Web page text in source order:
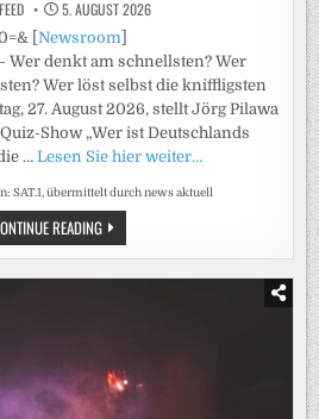
5. AUGUST 2026
[ Newsroom
Wer denkt am schnellsten? Wer
Wer löst selbst die kniffligsten
27. August 2026, stellt Jörg Pilawa
Show „Wer ist Deutschlands
…Lesen Sie hier weiter…
SAT.1, übermittelt durch news aktuell
READINGRUNDE
SACHE.
JÖRG
PILAWAS
SUPERHIRN?“
STARTET
AM
DONNERSTAG,